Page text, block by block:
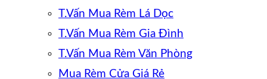
T.Vấn Mua Rèm Lá Dọc
T.Vấn Mua Rèm Gia Đình
T.Vấn Mua Rèm Văn Phòng
Mua Rèm Cửa Giá Rẻ